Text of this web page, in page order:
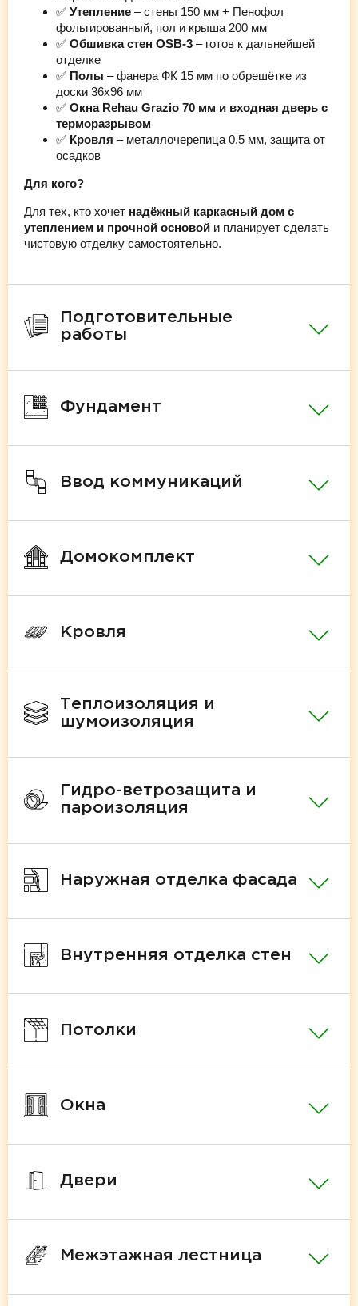
✅ Утепление – стены 150 мм + Пенофол
фольгированный, пол и крыша 200 мм
✅ Обшивка стен OSB-3 – готов к дальнейшей
отделке
✅ Полы – фанера ФК 15 мм по обрешётке из
доски 36х96 мм
✅ Окна Rehau Grazio 70 мм и входная дверь с
терморазрывом
✅ Кровля – металлочерепица 0,5 мм, защита от
осадков
Для кого?
Для тех, кто хочет надёжный каркасный дом с
утеплением и прочной основой и планирует сделать
чистовую отделку самостоятельно.
Подготовительные
работы
Фундамент
Ввод коммуникаций
Домокомплект
Кровля
Теплоизоляция и
шумоизоляция
Гидро-ветрозащита и
пароизоляция
Наружная отделка фасада
Внутренняя отделка стен
Потолки
Окна
Двери
Межэтажная лестница